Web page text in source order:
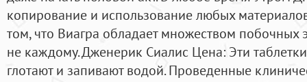
копирование и использование любых
том, что Виагра обладает множеством побочных
не каждому. Дженерик Сиалис Цена: Эти
глотают и запивают водой. Проведенные